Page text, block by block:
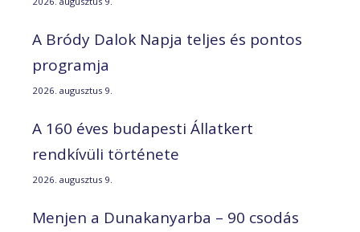
A Bródy Dalok Napja teljes és pontos
programja
2026. augusztus 9.
A 160 éves budapesti Állatkert
rendkívüli története
2026. augusztus 9.
Menjen a Dunakanyarba – 90 csodás